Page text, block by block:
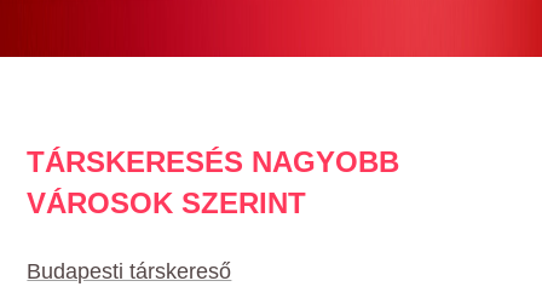
TÁRSKERESÉS NAGYOBB
VÁROSOK SZERINT
Budapesti társkereső